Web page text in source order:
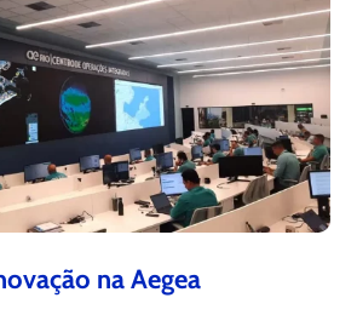
na Aegea